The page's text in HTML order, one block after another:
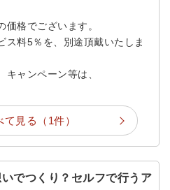
格でございます。
料5％を、別途頂戴いたしま
キャンペーン等は、
見る（1件）
でつくり？セルフで行うア